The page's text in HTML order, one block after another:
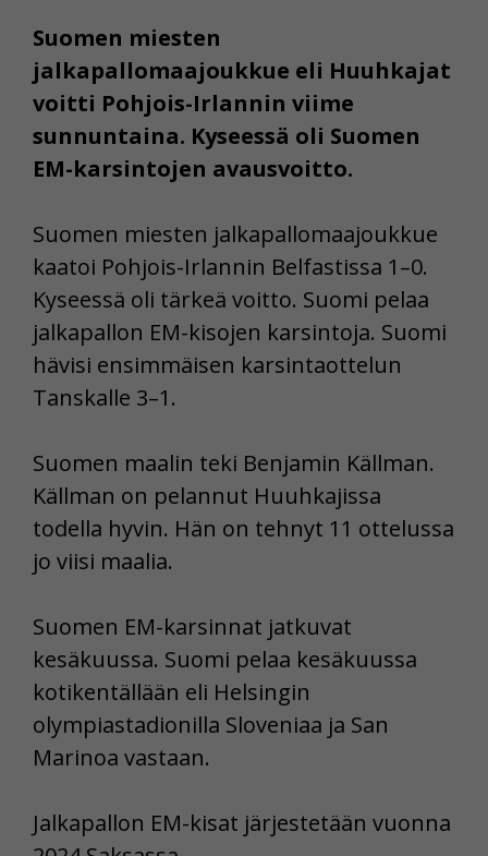
Suomen miesten
jalkapallomaajoukkue eli Huuhkajat
voitti Pohjois-Irlannin viime
sunnuntaina. Kyseessä oli Suomen
EM-karsintojen avausvoitto.
Suomen miesten jalkapallomaajoukkue
kaatoi Pohjois-Irlannin Belfastissa 1–0.
Kyseessä oli tärkeä voitto. Suomi pelaa
jalkapallon EM-kisojen karsintoja. Suomi
hävisi ensimmäisen karsintaottelun
Tanskalle 3–1.
Suomen maalin teki Benjamin Källman.
Källman on pelannut Huuhkajissa
todella hyvin. Hän on tehnyt 11 ottelussa
jo viisi maalia.
Suomen EM-karsinnat jatkuvat
kesäkuussa. Suomi pelaa kesäkuussa
kotikentällään eli Helsingin
olympiastadionilla Sloveniaa ja San
Marinoa vastaan.
Jalkapallon EM-kisat järjestetään vuonna